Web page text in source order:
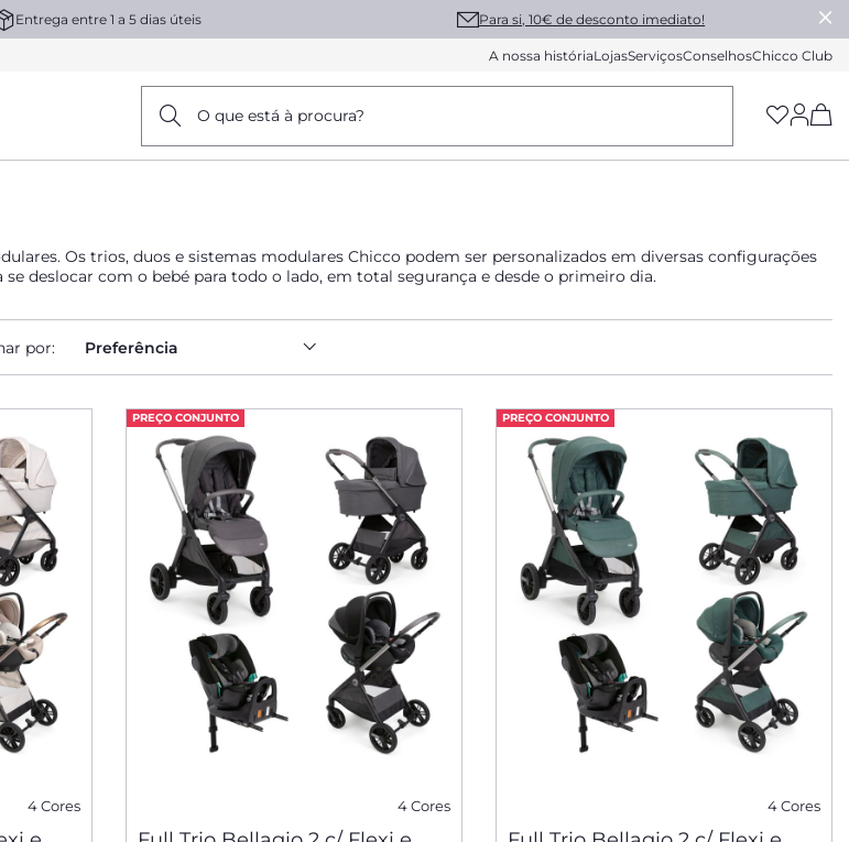
Entrega entre 1 a 5 dias úteis Para si, 10€ de desconto imediato!
A nossa históriaLojasServiçosConselhosChicco Club
O que está à procura?
Os trios, duos e sistemas modulares Chicco podem ser personalizados em diversas configurações
deslocar com o bebé para todo o lado, em total segurança e desde o primeiro dia.
por: Preferência
4 Cores
PREÇO CONJUNTO
4 Cores
PREÇO CONJUNTO
4 Cores